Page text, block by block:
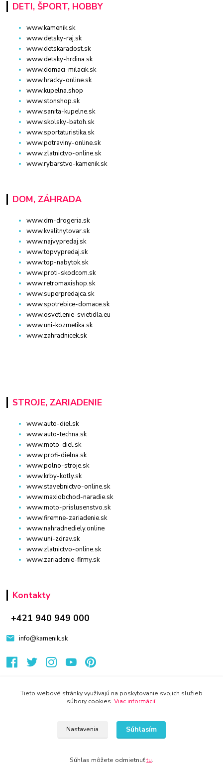
DETI, ŠPORT, HOBBY
www.kamenik.sk
www.detsky-raj.sk
www.detskaradost.sk
www.detsky-hrdina.sk
www.domaci-milacik.sk
www.hracky-online.sk
www.kupelna.shop
www.stonshop.sk
www.sanita-kupelne.sk
www.skolsky-batoh.sk
www.sportaturistika.sk
www.potraviny-online.sk
www.zlatnictvo-online.sk
www.rybarstvo-kamenik.sk
DOM, ZÁHRADA
www.dm-drogeria.sk
www.kvalitnytovar.sk
www.najvypredaj.sk
www.topvypredaj.sk
www.top-nabytok.sk
www.proti-skodcom.sk
www.retromaxishop.sk
www.superpredajca.sk
www.spotrebice-domace.sk
www.osvetlenie-svietidla.eu
www.uni-kozmetika.sk
www.zahradnicek.sk
STROJE, ZARIADENIE
www.auto-diel.sk
www.auto-techna.sk
www.moto-diel.sk
www.profi-dielna.sk
www.polno-stroje.sk
www.krby-kotly.sk
www.stavebnictvo-online.sk
www.maxiobchod-naradie.sk
www.moto-prislusenstvo.sk
www.firemne-zariadenie.sk
www.nahradnediely.online
www.uni-zdrav.sk
www.zlatnictvo-online.sk
www.zariadenie-firmy.sk
Kontakty
+421 940 949 000
info@kamenik.sk
Tieto webové stránky využívajú na poskytovanie svojich služieb
súbory cookies. Viac informácií.
Nastavenia Súhlasím
Súhlas môžete odmietnuťtu.